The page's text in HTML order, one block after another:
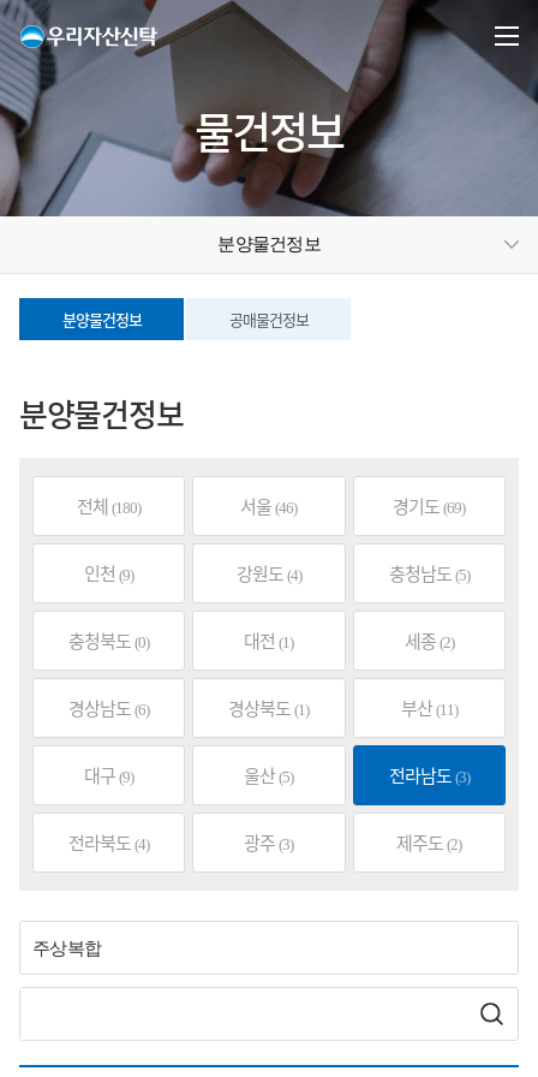
물건정보
분양물건정보
분양물건정보 공매물건정보
분양물건정보
전체 (180) 서울 (46) 경기도 (69)
인천 (9) 강원도 (4) 충청남도 (5)
충청북도 (0) 대전 (1) 세종 (2)
경상남도 (6) 경상북도 (1) 부산 (11)
대구 (9) 울산 (5) 전라남도 (3)
전라북도 (4) 광주 (3) 제주도 (2)
주상복합